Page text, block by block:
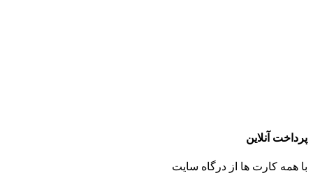
پرداخت آنلاین
با همه کارت ها از درگاه سایت